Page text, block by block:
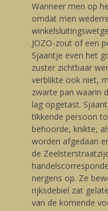
Wanneer men op
omdat men
JOZO-zout of een
Sjaantje even het
zuster zichtbaar
verblikte ook niet,
zwarte pan waarin
lag opgetast.
tikkende persoon
behoorde, knikte,
worden afgedaan
de
nergens op. Ze
rijksdebiel zat
van de komende